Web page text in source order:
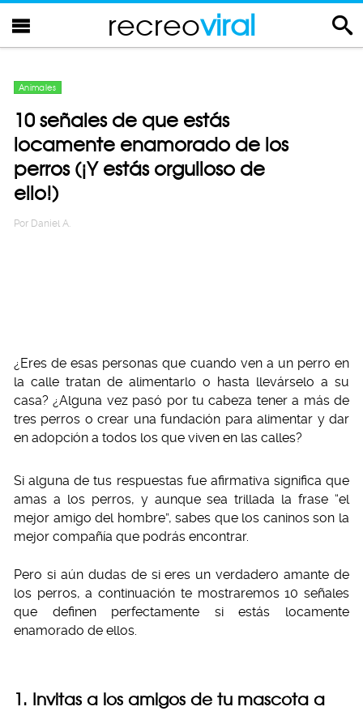
recreoviral
Animales
10 señales de que estás
locamente enamorado de los
perros (¡Y estás orgulloso de
ello!)
Por Daniel A.
¿Eres de esas personas que cuando ven a un perro en
la calle tratan de alimentarlo o hasta llevárselo a su
casa? ¿Alguna vez pasó por tu cabeza tener a más de
tres perros o crear una fundación para alimentar y dar
en adopción a todos los que viven en las calles?
Si alguna de tus respuestas fue afirmativa significa que
amas a los perros, y aunque sea trillada la frase “el
mejor amigo del hombre”, sabes que los caninos son la
mejor compañía que podrás encontrar.
Pero si aún dudas de si eres un verdadero amante de
los perros, a continuación te mostraremos 10 señales
que definen perfectamente si estás locamente
enamorado de ellos.
1. Invitas a los amigos de tu mascota a